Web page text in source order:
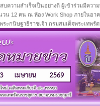
ความสำเร็จเป็นอย่างดี ผู้เข้าร่วมมีคว
วน 12 คน ณ ห้อง Work Shop ภายในอา
ระกนิษฐาธิราชเจ้า กรมสมเด็จพระเทพ